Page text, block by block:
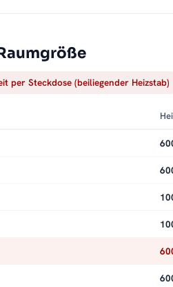
per Steckdose (beiliegender Heizstab)